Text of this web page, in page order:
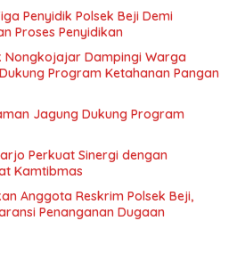
Penyidik Polsek Beji Demi
Proses Penyidikan
Nongkojajar Dampingi Warga
Program Ketahanan Pangan
Jagung Dukung Program
Perkuat Sinergi dengan
Kamtibmas
Anggota Reskrim Polsek Beji,
Penanganan Dugaan